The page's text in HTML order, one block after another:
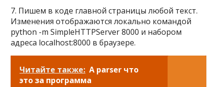
7. Пишем в коде главной страницы любой текст.
Изменения отображаются локально командой
python -m SimpleHTTPServer 8000 и набором
адреса localhost:8000 в браузере.
Читайте также: A parser что
это за программа